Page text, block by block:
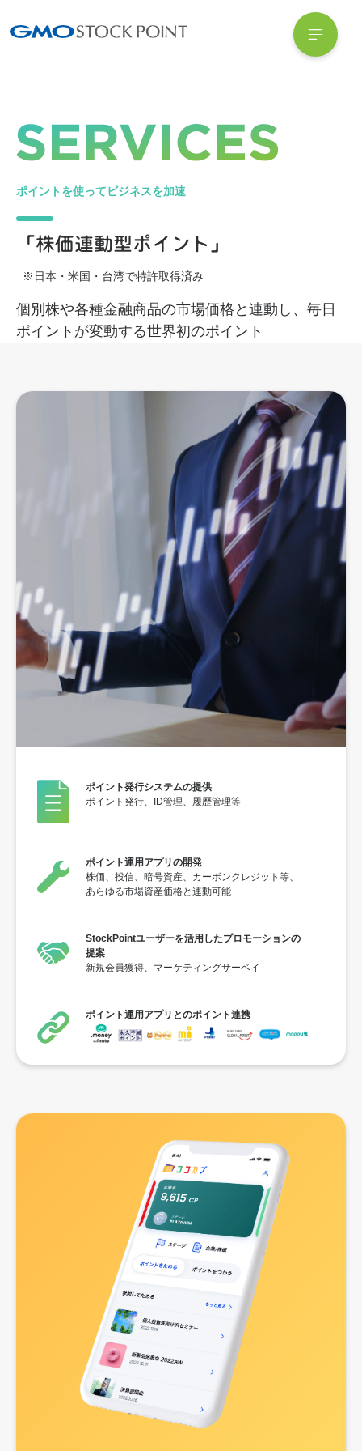
ポイントを使ってビジネスを加速
「株価連動型ポイント」
※日本・米国・台湾で特許取得済み
個別株や各種金融商品の市場価格と連動し、毎日
ポイントが変動する世界初のポイント
ポイント発行システムの提供
ポイント発行、ID管理、履歴管理等
ポイント運用アプリの開発
株価、投信、暗号資産、カーボンクレジット等、
あらゆる市場資産価格と連動可能
StockPointユーザーを活用したプロモーションの
提案
新規会員獲得、マーケティングサーベイ
ポイント運用アプリとのポイント連携